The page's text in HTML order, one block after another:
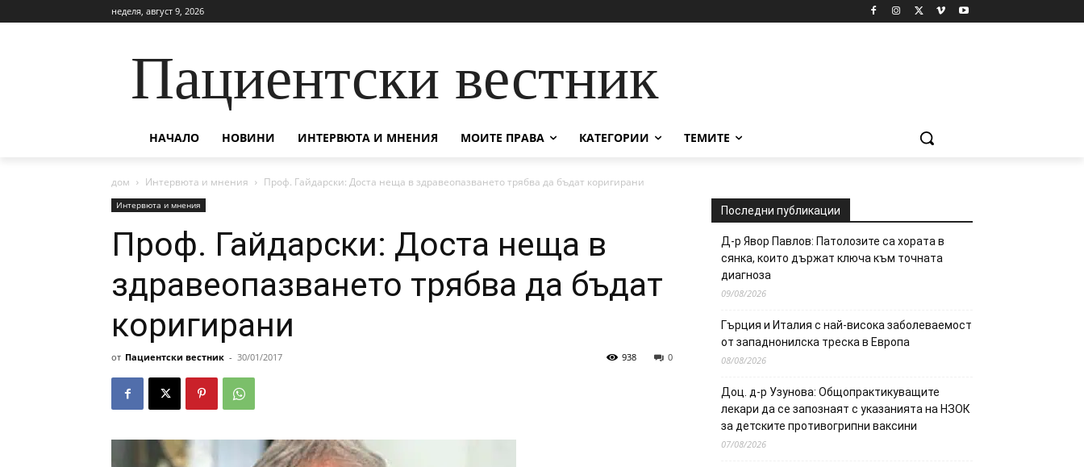
неделя, август 9, 2026
Пациентски вестник
НАЧАЛО НОВИНИ ИНТЕРВЮТА И МНЕНИЯ МОИТЕ ПРАВА КАТЕГОРИИ ТЕМИТЕ
дом Интервюта и мнения Проф. Гайдарски: Доста неща в здравеопазването трябва да бъдат коригирани
Интервюта и мнения
Проф. Гайдарски: Доста неща в
здравеопазването трябва да бъдат
коригирани
от Пациентски вестник - 30/01/2017 0
938
Последни публикации
Д-р Явор Павлов: Патолозите са хората в
сянка, които държат ключа към точната
диагноза
09/08/2026
Гърция и Италия с най-висока заболеваемост
от западнонилска треска в Европа
08/08/2026
Доц. д-р Узунова: Общопрактикуващите
лекари да се запознаят с указанията на НЗОК
за детските противогрипни ваксини
07/08/2026